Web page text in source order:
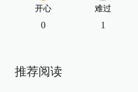
开心
0
难过
1
推荐阅读